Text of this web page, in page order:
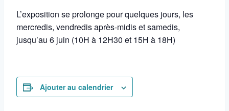
L’exposition se prolonge pour quelques jours, les
mercredis, vendredis après-midis et samedis,
jusqu’au 6 juin (10H à 12H30 et 15H à 18H)
Ajouter au calendrier